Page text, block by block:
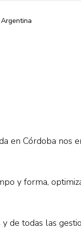
Argentina
en Córdoba nos
y forma,
de todas las